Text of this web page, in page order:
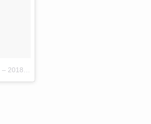
– 2018年 5月月20日午後8時50分PDT